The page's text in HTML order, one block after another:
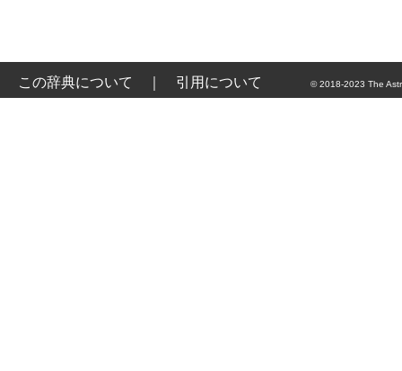
この辞典について 引用について © 2018-2023 The